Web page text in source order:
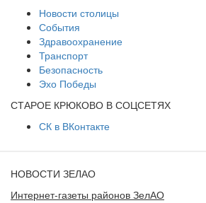
Новости столицы
События
Здравоохранение
Транспорт
Безопасность
Эхо Победы
СТАРОЕ КРЮКОВО В СОЦСЕТЯХ
СК в ВКонтакте
НОВОСТИ ЗЕЛАО
Интернет-газеты районов ЗелАО